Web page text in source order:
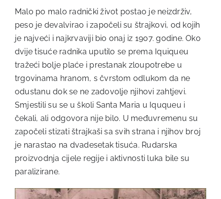
Malo po malo radnički život postao je neizdrživ,
peso je devalvirao i započeli su štrajkovi, od kojih
je najveći i najkrvaviji bio onaj iz 1907. godine. Oko
dvije tisuće radnika uputilo se prema Iquiqueu
tražeći bolje plaće i prestanak zloupotrebe u
trgovinama hranom, s čvrstom odlukom da ne
odustanu dok se ne zadovolje njihovi zahtjevi.
Smjestili su se u školi Santa Maria u Iququeu i
čekali, ali odgovora nije bilo. U međuvremenu su
započeli stizati štrajkaši sa svih strana i njihov broj
je narastao na dvadesetak tisuća. Rudarska
proizvodnja cijele regije i aktivnosti luka bile su
paralizirane.